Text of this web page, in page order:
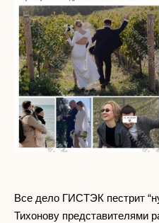
Все дело ГИСТЭК пестрит
Тихонову представителями